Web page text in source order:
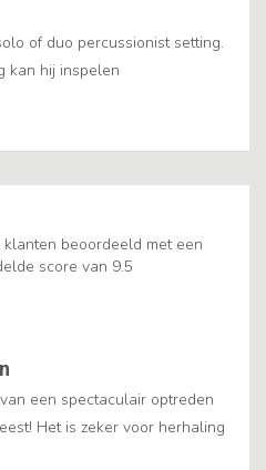
of duo percussionist setting.
kan hij inspelen
klanten beoordeeld met een
score van 9.5
een spectaculair optreden
Het is zeker voor herhaling